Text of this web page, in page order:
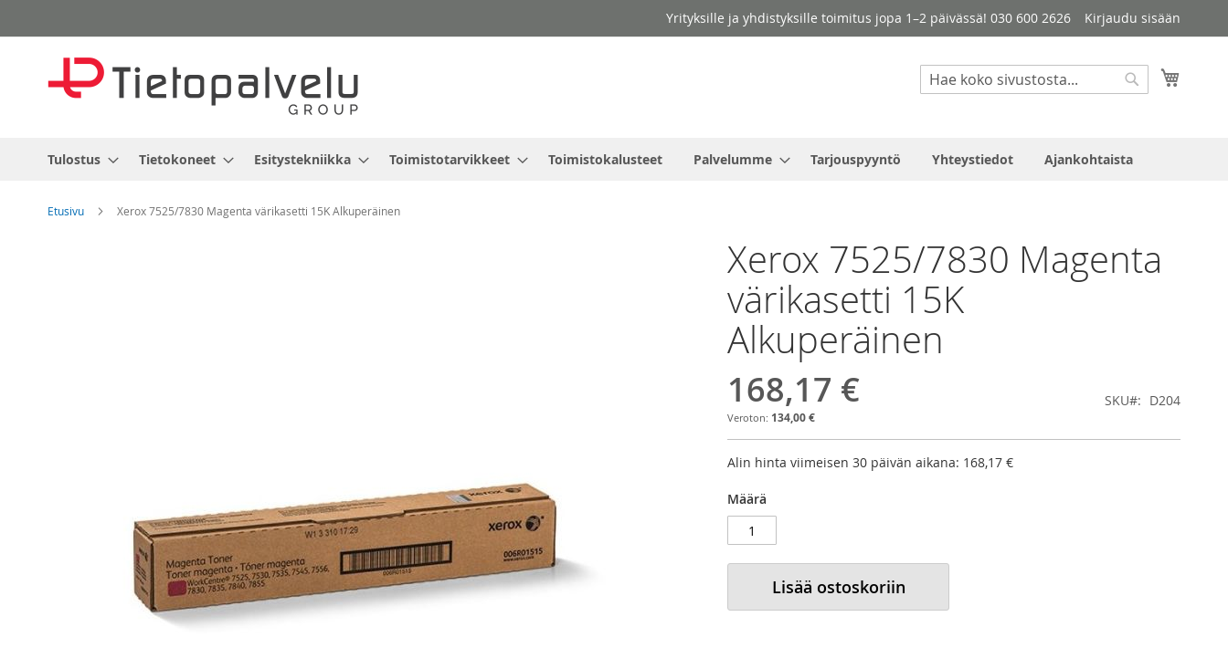
to
Content
Yrityksille ja yhdistyksille toimitus jopa 1–2 päivässä! 030 600 2626 Kirjaudu sisään
Haku
Haku
Tulostus Tietokoneet Esitystekniikka Toimistotarvikkeet Toimistokalusteet Palvelumme Tarjouspyyntö Yhteystiedot Ajankohtaista
Etusivu Xerox 7525/7830 Magenta värikasetti 15K Alkuperäinen
Xerox 7525/7830 Magenta
värikasetti 15K
Alkuperäinen
168,17 €
134,00 €
SKU D204
Alin hinta viimeisen 30 päivän aikana: 168,17 €
Määrä
Lisää ostoskoriin